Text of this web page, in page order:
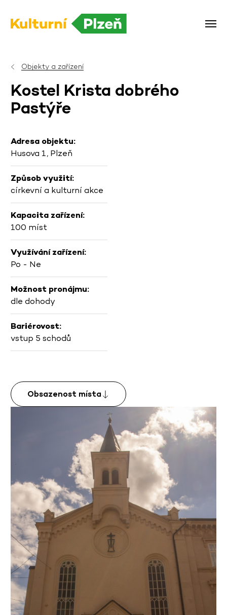
Objekty a zařízení
Kostel Krista dobrého
Pastýře
Adresa objektu:
Husova 1, Plzeň
Způsob využití:
církevní a kulturní akce
Kapacita zařízení:
100 míst
Využívání zařízení:
Po - Ne
Možnost pronájmu:
dle dohody
Bariérovost:
vstup 5 schodů
Obsazenost místa